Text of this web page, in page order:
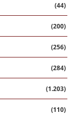
(44)
(200)
(256)
(284)
(1.203)
(110)